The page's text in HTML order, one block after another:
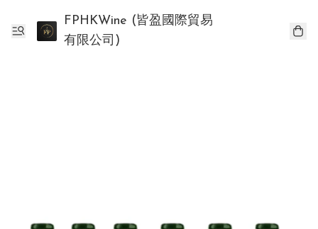
FPHKWine (皆盈國際貿易
有限公司)